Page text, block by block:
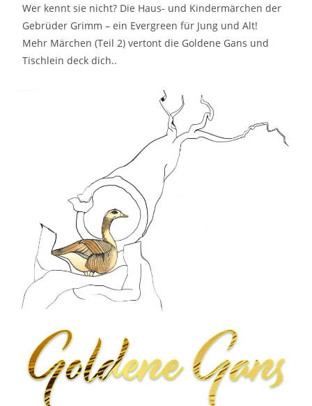
Wer kennt sie nicht? Die Haus- und Kindermärchen der
Gebrüder Grimm – ein Evergreen für Jung und Alt!
Mehr Märchen (Teil 2) vertont die Goldene Gans und
Tischlein deck dich..